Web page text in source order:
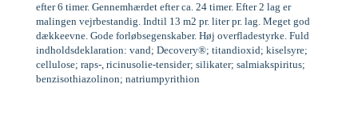
efter 6 timer. Gennemhærdet efter ca. 24 timer. Efter 2 lag er
malingen vejrbestandig. Indtil 13 m2 pr. liter pr. lag. Meget god
dækkeevne. Gode forløbsegenskaber. Høj overfladestyrke. Fuld
indholdsdeklaration: vand; Decovery®; titandioxid; kiselsyre;
cellulose; raps-, ricinusolie-tensider; silikater; salmiakspiritus;
benzisothiazolinon; natriumpyrithion